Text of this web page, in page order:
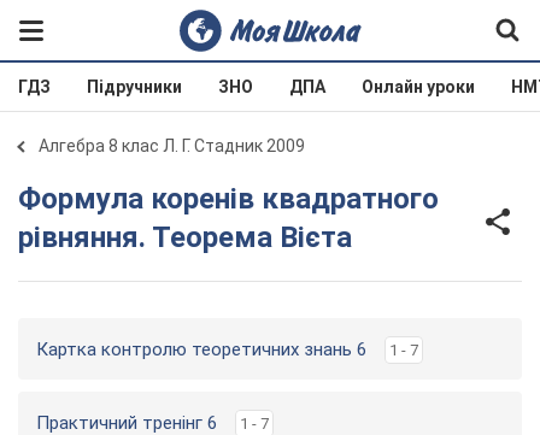
ГДЗ Підручники ЗНО ДПА Онлайн уроки
Алгебра 8 клас Л. Г. Стадник 2009
Формула коренів квадратного
рівняння. Теорема Вієта
Картка контролю теоретичних знань 6 1 - 7
Практичний тренінг 6 1 - 7